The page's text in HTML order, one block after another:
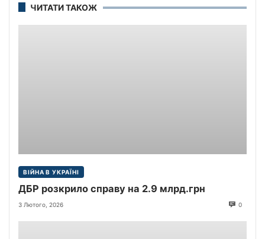
ЧИТАТИ ТАКОЖ
ВІЙНА В УКРАЇНІ
ДБР розкрило справу на 2.9 млрд.грн
3 Лютого, 2026 0